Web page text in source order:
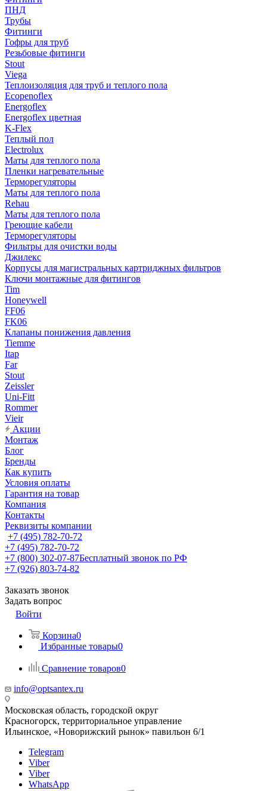
ПНД
Трубы
Фитинги
Гофры для труб
Резьбовые фитинги
Stout
Viega
Теплоизоляция для труб и теплого пола
Ecopenoflex
Energoflex
Energoflex цветная
K-Flex
Теплый пол
Electrolux
Маты для теплого пола
Пленки нагревательные
Терморегуляторы
Маты для теплого пола
Rehau
Маты для теплого пола
Греющие кабели
Терморегуляторы
Фильтры для очистки воды
Джилекс
Корпусы для магистральных картриджных фильтров
Ключи монтажные для фитингов
Tim
Honeywell
FF06
FK06
Клапаны понижения давления
Tiemme
Itap
Far
Stout
Zeissler
Uni-Fitt
Rommer
Vieir
Акции
Монтаж
Блог
Бренды
Как купить
Условия оплаты
Гарантия на товар
Компания
Контакты
Реквизиты компании
+7 (495) 782-70-72
+7 (495) 782-70-72
+7 (800) 302-07-87Бесплатный звонок по РФ
+7 (926) 803-74-82
Заказать звонок
Задать вопрос
Войти
Корзина0
Избранные товары0
Сравнение товаров0
info@optsantex.ru
Московская область, городской округ
Красногорск, территориальное управление
Ильинское, «Новорижский рынок» павильон 6/1
Telegram
Viber
Viber
WhatsApp